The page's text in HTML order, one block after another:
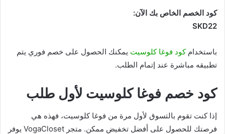
كود الخصم الخاص بك الآن:
SKD22
باستخدامكود فوغا كلوسيت يمكنك الحصول على خصم فوري يتم
تطبيقه مباشرة عند إتمام الطلب.
كود خصم فوغا كلوسيت لأول طلب
إذا كنت تقوم بالتسوق لأول مرة من فوغا كلوسيت، فهذه هي
فرصتك للحصول على أفضل تخفيض ممكن. متجر VogaCloset يوفر